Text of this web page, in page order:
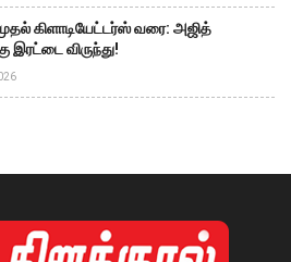
கிளாடியேட்டர்ஸ் வரை: அஜித்
இரட்டை விருந்து!